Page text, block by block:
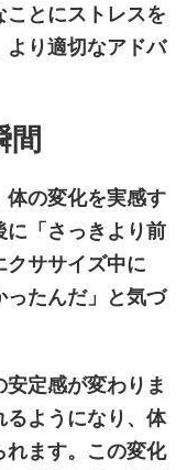
ことにストレスを
より適切なアドバ
間
体の変化を実感す
に「さっきより前
クササイズ中に
ったんだ」と気づ
定感が変わりま
るようになり、体
れます。この変化